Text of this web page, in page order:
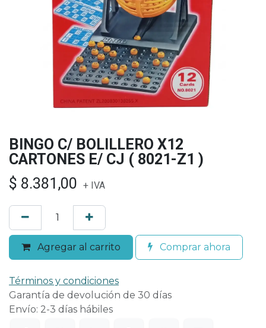
BINGO C/ BOLILLERO X12
CARTONES E/ CJ ( 8021-Z1 )
$ 8.381,00 + IVA
Agregar al carrito Comprar ahora
Términos y condiciones
Garantía de devolución de 30 días
Envío: 2-3 días hábiles